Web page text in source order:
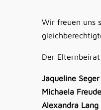
Wir freuen uns
Der
Jaqueline Seger
Michaela
Alexandra Lang